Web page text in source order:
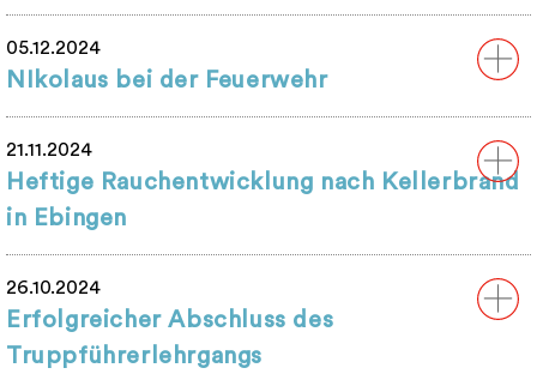
05.12.2024
NIkolaus bei der Feuerwehr
21.11.2024
Heftige Rauchentwicklung nach Kellerbrand
in Ebingen
26.10.2024
Erfolgreicher Abschluss des
Truppführerlehrgangs